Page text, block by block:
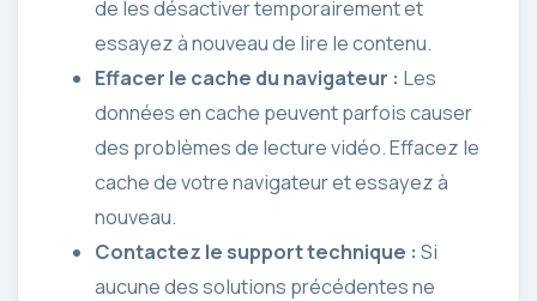
de les désactiver temporairement et
essayez à nouveau de lire le contenu.
Effacer le cache du navigateur : Les
données en cache peuvent parfois causer
des problèmes de lecture vidéo. Effacez le
cache de votre navigateur et essayez à
nouveau.
Contactez le support technique : Si
aucune des solutions précédentes ne